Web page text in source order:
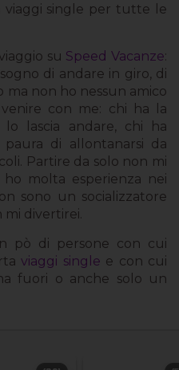
viaggi single per tutte le
su Speed Vacanze:
di andare in giro, di
non ho nessun amico
con me: chi ha la
lascia andare, chi ha
di allontanarsi da
Partire da solo non mi
molta esperienza nei
sono un socializzatore
divertirei.
pò di persone con cui
viaggi single e con cui
fuori o anche solo un